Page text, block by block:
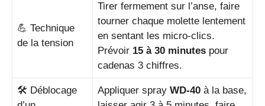
💪 Technique
de la tension
Tirer fermement sur l’anse, faire
tourner chaque molette lentement
en sentant les micro-clics.
Prévoir 15 à 30 minutes pour
cadenas 3 chiffres.
🛠️ Déblocage
Appliquer spray WD-40 à la base,